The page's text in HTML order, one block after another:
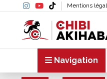
Mentions
Navigation